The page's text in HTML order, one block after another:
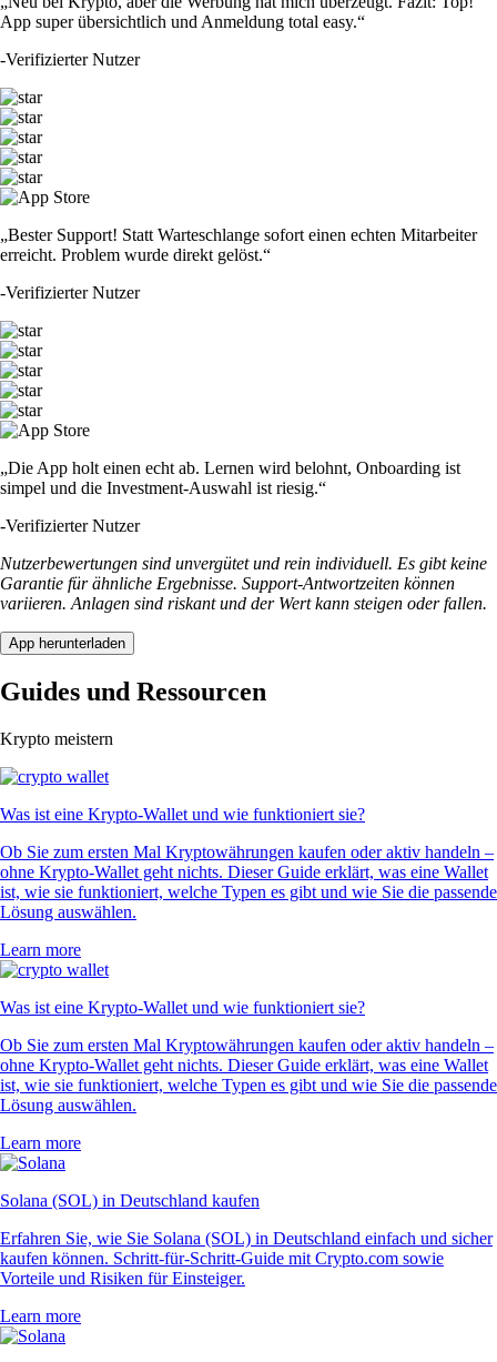
App super übersichtlich und Anmeldung total easy.“
-Verifizierter Nutzer
„Bester Support! Statt Warteschlange sofort einen echten Mitarbeiter
erreicht. Problem wurde direkt gelöst.“
-Verifizierter Nutzer
„Die App holt einen echt ab. Lernen wird belohnt, Onboarding ist
simpel und die Investment-Auswahl ist riesig.“
-Verifizierter Nutzer
Nutzerbewertungen sind unvergütet und rein individuell. Es gibt keine
Garantie für ähnliche Ergebnisse. Support-Antwortzeiten können
variieren. Anlagen sind riskant und der Wert kann steigen oder fallen.
App herunterladen
Guides und Ressourcen
Krypto meistern
Was ist eine Krypto-Wallet und wie funktioniert sie?
Ob Sie zum ersten Mal Kryptowährungen kaufen oder aktiv handeln –
ohne Krypto-Wallet geht nichts. Dieser Guide erklärt, was eine Wallet
ist, wie sie funktioniert, welche Typen es gibt und wie Sie die passende
Lösung auswählen.
Learn more
Was ist eine Krypto-Wallet und wie funktioniert sie?
Ob Sie zum ersten Mal Kryptowährungen kaufen oder aktiv handeln –
ohne Krypto-Wallet geht nichts. Dieser Guide erklärt, was eine Wallet
ist, wie sie funktioniert, welche Typen es gibt und wie Sie die passende
Lösung auswählen.
Learn more
Solana (SOL) in Deutschland kaufen
Erfahren Sie, wie Sie Solana (SOL) in Deutschland einfach und sicher
kaufen können. Schritt-für-Schritt-Guide mit Crypto.com sowie
Vorteile und Risiken für Einsteiger.
Learn more